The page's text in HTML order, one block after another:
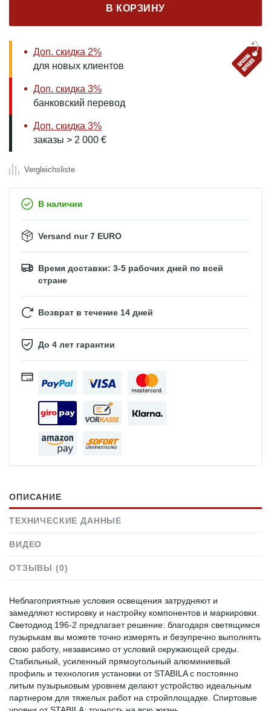
В КОРЗИНУ
Доп. скидка 2%
для новых клиентов
Доп. скидка 3%
банковский перевод
Доп. скидка 3%
заказы > 2 000 €
Vergleichsliste
В наличии
Versand nur 7 EURO
Время доставки: 3-5 рабочих дней по всей
стране
Возврат в течение 14 дней
До 4 лет гарантии
ОПИСАНИЕ
ТЕХНИЧЕСКИЕ ДАННЫЕ
ВИДЕО
ОТЗЫВЫ (0)
Неблагоприятные условия освещения затрудняют и
замедляют юстировку и настройку компонентов и маркировки.
Светодиод 196-2 предлагает решение: благодаря светящимся
пузырькам вы можете точно измерять и безупречно выполнять
свою работу, независимо от условий окружающей среды.
Стабильный, усиленный прямоугольный алюминиевый
профиль и технология установки от STABILA с постоянно
литым пузырьковым уровнем делают устройство идеальным
партнером для тяжелых работ на стройплощадке. Спиртовые